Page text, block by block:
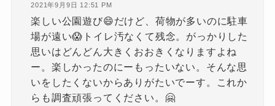
2021年9月9日 12:51 PM
楽しい公園遊び😄だけど、荷物が多いのに駐車
場が遠い😱トイレ汚なくて残念。がっかりした
思いはどんどん大きくおおきくなりますよね
ー。楽しかったのにーもったいない。そんな思
いをしたくないからありがたいでーす。これか
らも調査頑張ってください。🤗